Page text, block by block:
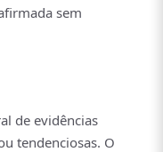
sem
de evidências
tendenciosas. O